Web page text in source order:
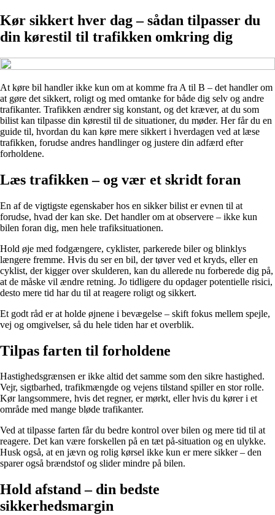
Kør sikkert hver dag – sådan tilpasser du
din kørestil til trafikken omkring dig
At køre bil handler ikke kun om at komme fra A til B – det handler om
at gøre det sikkert, roligt og med omtanke for både dig selv og andre
trafikanter. Trafikken ændrer sig konstant, og det kræver, at du som
bilist kan tilpasse din kørestil til de situationer, du møder. Her får du en
guide til, hvordan du kan køre mere sikkert i hverdagen ved at læse
trafikken, forudse andres handlinger og justere din adfærd efter
forholdene.
Læs trafikken – og vær et skridt foran
En af de vigtigste egenskaber hos en sikker bilist er evnen til at
forudse, hvad der kan ske. Det handler om at observere – ikke kun
bilen foran dig, men hele trafiksituationen.
Hold øje med fodgængere, cyklister, parkerede biler og blinklys
længere fremme. Hvis du ser en bil, der tøver ved et kryds, eller en
cyklist, der kigger over skulderen, kan du allerede nu forberede dig på,
at de måske vil ændre retning. Jo tidligere du opdager potentielle risici,
desto mere tid har du til at reagere roligt og sikkert.
Et godt råd er at holde øjnene i bevægelse – skift fokus mellem spejle,
vej og omgivelser, så du hele tiden har et overblik.
Tilpas farten til forholdene
Hastighedsgrænsen er ikke altid det samme som den sikre hastighed.
Vejr, sigtbarhed, trafikmængde og vejens tilstand spiller en stor rolle.
Kør langsommere, hvis det regner, er mørkt, eller hvis du kører i et
område med mange bløde trafikanter.
Ved at tilpasse farten får du bedre kontrol over bilen og mere tid til at
reagere. Det kan være forskellen på en tæt på-situation og en ulykke.
Husk også, at en jævn og rolig kørsel ikke kun er mere sikker – den
sparer også brændstof og slider mindre på bilen.
Hold afstand – din bedste
sikkerhedsmargin